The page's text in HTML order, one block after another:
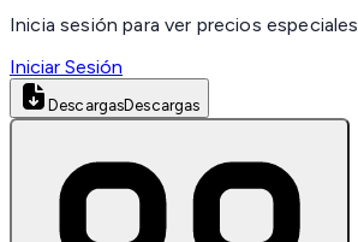
Inicia sesión para ver precios especiales
Iniciar Sesión
DescargasDescargas